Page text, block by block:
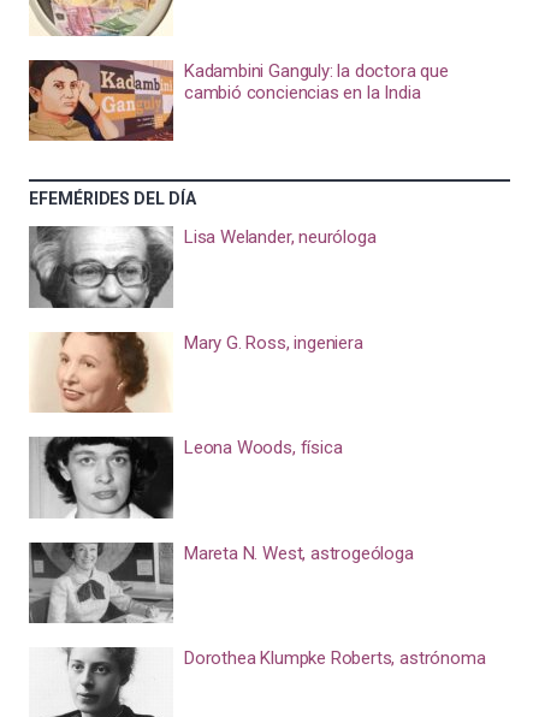
Kadambini Ganguly: la doctora que
cambió conciencias en la India
EFEMÉRIDES DEL DÍA
Lisa Welander, neuróloga
Mary G. Ross, ingeniera
Leona Woods, física
Mareta N. West, astrogeóloga
Dorothea Klumpke Roberts, astrónoma